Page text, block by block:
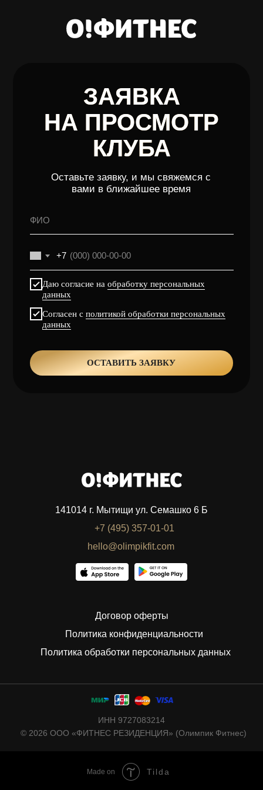
ЗАЯВКА
НА ПРОСМОТР
КЛУБА
вами в ближайшее время
+7
Даю согласие на
данных
Согласен с
политикой обработки персональных
данных
141014 г. Мытищи ул. Семашко 6 Б
+7 (495) 357-01-01
Договор оферты
Политика конфиденциальности
© 2026 ООО «ФИТНЕС РЕЗИДЕНЦИЯ» (Олимпик Фитнес)
ИНН 9727083214
hello@olimpikfit.com
Политика обработки персональных данных
Made on Tilda